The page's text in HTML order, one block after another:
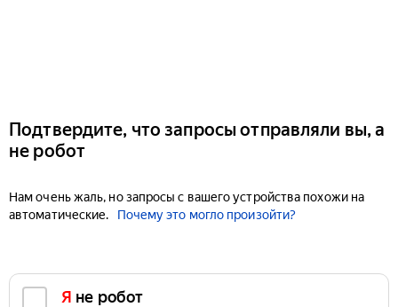
Подтвердите, что запросы отправляли вы, а
не робот
Нам очень жаль, но запросы с вашего устройства похожи на
автоматические.
Почему это могло произойти?
Я не робот